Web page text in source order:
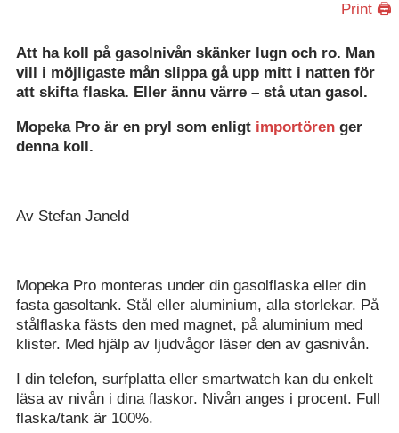
Print 🖨
Att ha koll på gasolnivån skänker lugn och ro. Man
vill i möjligaste mån slippa gå upp mitt i natten för
att skifta flaska. Eller ännu värre – stå utan gasol.
Mopeka Pro är en pryl som enligt importören ger
denna koll.
Av Stefan Janeld
Mopeka Pro monteras under din gasolflaska eller din
fasta gasoltank. Stål eller aluminium, alla storlekar. På
stålflaska fästs den med magnet, på aluminium med
klister. Med hjälp av ljudvågor läser den av gasnivån.
I din telefon, surfplatta eller smartwatch kan du enkelt
läsa av nivån i dina flaskor. Nivån anges i procent. Full
flaska/tank är 100%.